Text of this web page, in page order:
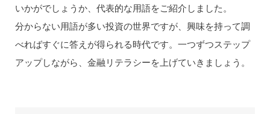
いかがでしょうか、代表的な用語をご紹介しました。
分からない用語が多い投資の世界ですが、興味を持って調
べればすぐに答えが得られる時代です。一つずつステップ
アップしながら、金融リテラシーを上げていきましょう。